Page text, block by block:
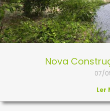
Nova
07/
Ler